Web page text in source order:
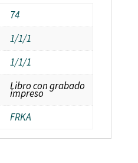
74
1/1/1
1/1/1
Libro con grabado
impreso
FRKA